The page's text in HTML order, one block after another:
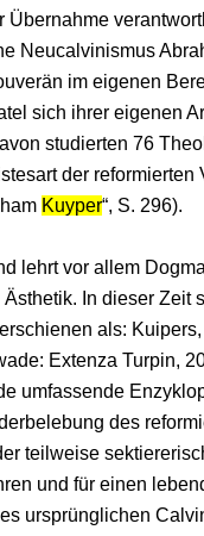
Übernahme
Neucalvinismus
im eigenen
sich ihrer eigenen
studierten 76
der
Kuyper“, S. 296).
lehrt vor allem
In dieser
als:
Extenza Turpin,
umfassende
des
teilweise
und für einen
ursprünglichen